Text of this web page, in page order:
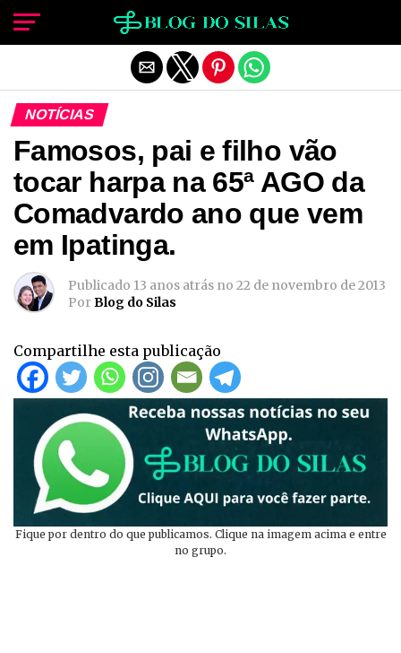
NOTÍCIAS
Famosos, pai e filho vão
tocar harpa na 65ª AGO da
Comadvardo ano que vem
em Ipatinga.
Publicado 13 anos atrás no 22 de novembro de 2013
PorBlog do Silas
Compartilhe esta publicação
Fique por dentro do que publicamos. Clique na imagem acima e entre
no grupo.
Sair da versão mobile